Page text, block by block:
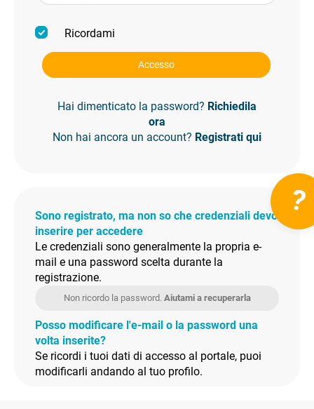
Ricordami
Accesso
Hai dimenticato la password? Richiedila
ora
Non hai ancora un account? Registrati qui
?
Sono registrato, ma non so che credenziali devo
inserire per accedere
Le credenziali sono generalmente la propria e-
mail e una password scelta durante la
registrazione.
Non ricordo la password. Aiutami a recuperarla
Posso modificare l'e-mail o la password una
volta inserite?
Se ricordi i tuoi dati di accesso al portale, puoi
modificarli andando al tuo profilo.